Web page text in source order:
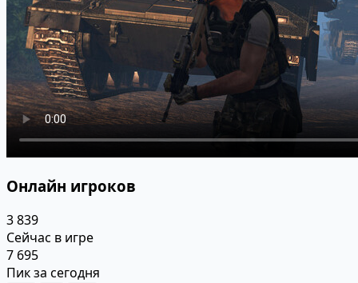
Онлайн игроков
3 839
Сейчас в игре
7 695
Пик за сегодня